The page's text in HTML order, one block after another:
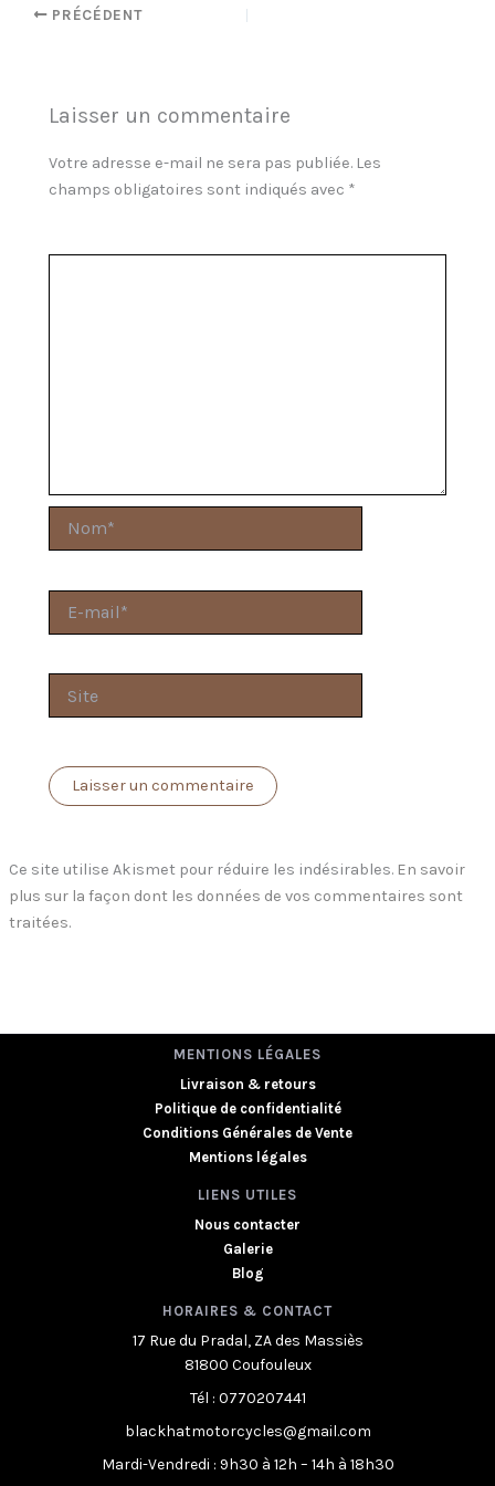
PRÉCÉDENT
Laisser un commentaire
Votre adresse e-mail ne sera pas publiée. Les
champs obligatoires sont indiqués avec *
mail*
Ce site utilise Akismet pour réduire les indésirables. En savoir
plus sur la façon dont les données de vos commentaires sont
traitées.
MENTIONS LÉGALES
Livraison & retours
Politique de confidentialité
Conditions Générales de Vente
Mentions légales
LIENS UTILES
Nous contacter
Galerie
Blog
HORAIRES & CONTACT
17 Rue du Pradal, ZA des Massiès
81800 Coufouleux
Tél : 0770207441
blackhatmotorcycles@gmail.com
Mardi-Vendredi : 9h30 à 12h – 14h à 18h30